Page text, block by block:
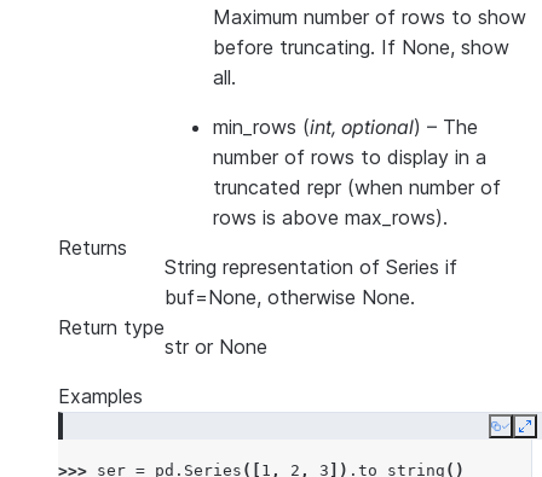
Maximum number of rows to show
before truncating. If None, show
all.
min_rows (int, optional) – The
number of rows to display in a
truncated repr (when number of
rows is above max_rows).
Returns
String representation of Series if
buf=None, otherwise None.
Return type
str or None
Examples
Copy
>>> ser = pd . Series ([ 1 , 2 , 3 ]) . to_string ()